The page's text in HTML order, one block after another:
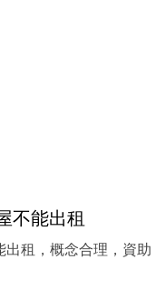
不能出租
租，概念合理，資助